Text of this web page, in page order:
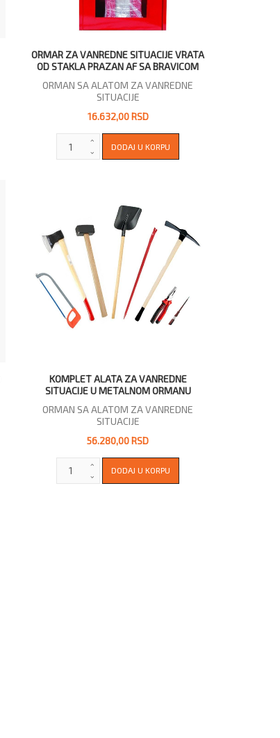
ORMAR ZA VANREDNE SITUACIJE VRATA
OD STAKLA PRAZAN AF SA BRAVICOM
ORMAN SA ALATOM ZA VANREDNE
SITUACIJE
16.632,00 RSD
KOMPLET ALATA ZA VANREDNE
SITUACIJE U METALNOM ORMANU
ORMAN SA ALATOM ZA VANREDNE
SITUACIJE
56.280,00 RSD